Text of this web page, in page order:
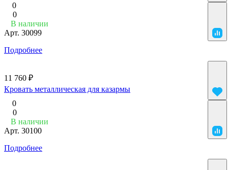
0
0
В наличии
Арт. 30099
Подробнее
11 760 ₽
Кровать металлическая для казармы
0
0
В наличии
Арт. 30100
Подробнее